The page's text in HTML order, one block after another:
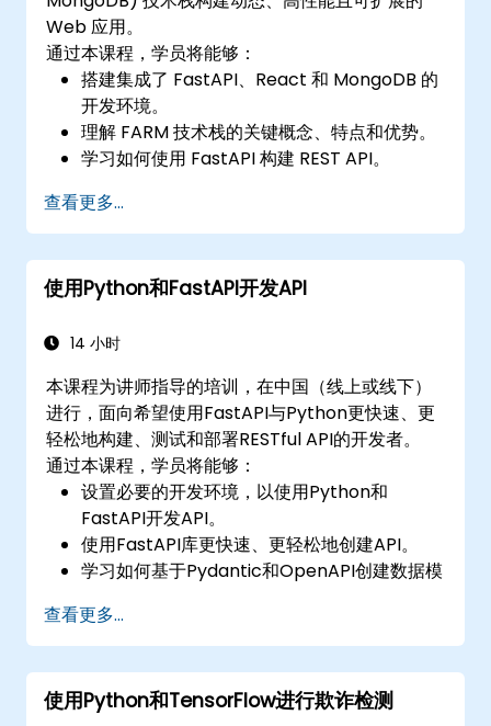
Web 应用。
通过本课程，学员将能够：
搭建集成了 FastAPI、React 和 MongoDB 的
开发环境。
理解 FARM 技术栈的关键概念、特点和优势。
学习如何使用 FastAPI 构建 REST API。
使用 FARM 技术栈开发、测试和部署应用（前
端和后端）。
查看更多...
使用Python和FastAPI开发API
14 小时
本课程为讲师指导的培训，在中国（线上或线下）
进行，面向希望使用FastAPI与Python更快速、更
轻松地构建、测试和部署RESTful API的开发者。
通过本课程，学员将能够：
设置必要的开发环境，以使用Python和
FastAPI开发API。
使用FastAPI库更快速、更轻松地创建API。
学习如何基于Pydantic和OpenAPI创建数据模
使用SQLAlchemy将API连接到数据库。
使用FastAPI工具在API中实现安全和身份验
证。
构建容器镜像并将Web API部署到云服务器。
查看更多...
使用Python和TensorFlow进行欺诈检测